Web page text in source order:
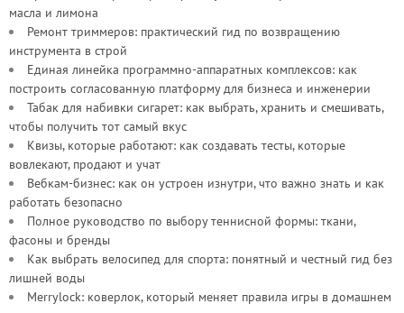
масла и лимона
Ремонт триммеров: практический гид по возвращению
инструмента в строй
Единая линейка программно-аппаратных комплексов: как
построить согласованную платформу для бизнеса и инженерии
Табак для набивки сигарет: как выбрать, хранить и смешивать,
чтобы получить тот самый вкус
Квизы, которые работают: как создавать тесты, которые
вовлекают, продают и учат
Вебкам-бизнес: как он устроен изнутри, что важно знать и как
работать безопасно
Полное руководство по выбору теннисной формы: ткани,
фасоны и бренды
Как выбрать велосипед для спорта: понятный и честный гид без
лишней воды
Merrylock: коверлок, который меняет правила игры в домашнем